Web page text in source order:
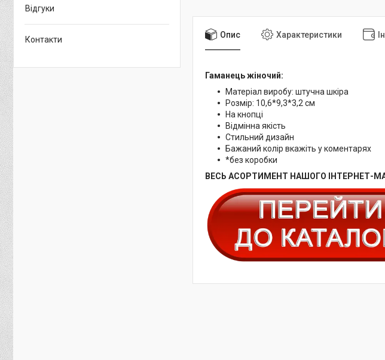
Опис Характеристики
Гаманець жіночий:
Матеріал виробу: штучна шкіра
Розмір: 10,6*9,3*3,2 см
На кнопці
Відмінна якість
Стильний дизайн
Бажаний колір вкажіть у коментарях
*без коробки
ВЕСЬ АСОРТИМЕНТ НАШОГО ІНТЕРНЕТ-
Відгуки
Контакти